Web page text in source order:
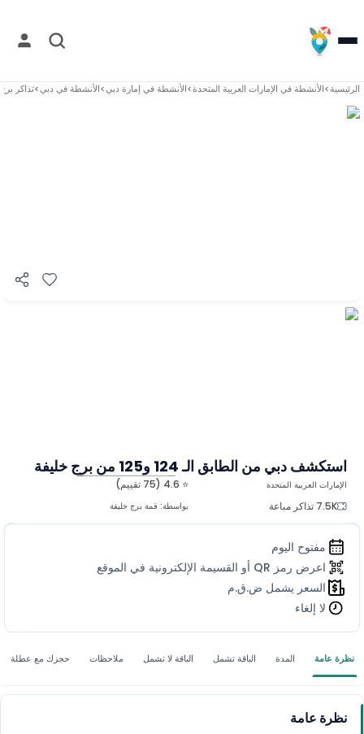
الرئيسية>الأنشطة في الإمارات العربية المتحدة>الأنشطة في إمارة دبي>الأنشطة في دبي>تذاكر
استكشف دبي من الطابق الـ 124 و125 من برج خليفة
⭐ 4.6 (75 تقييم)
7.5K تذاكر مباعة
بواسطة: قمة برج خليفة
الإمارات العربية المتحدة المزيد من الصور
مفتوح اليوم
اعرض رمز QR أو القسيمة الإلكترونية في الموقع
السعر يشمل ض.ق.م
لا إلغاء
نظرة عامة المدة الباقة تشمل الباقة لا تشمل ملاحظات حجزك مع عطلة
نظرة عامة